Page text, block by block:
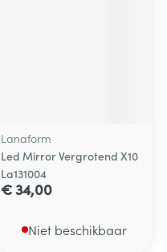
Lanaform
Led Mirror Vergrotend X10
La131004
€ 34,00
Niet beschikbaar